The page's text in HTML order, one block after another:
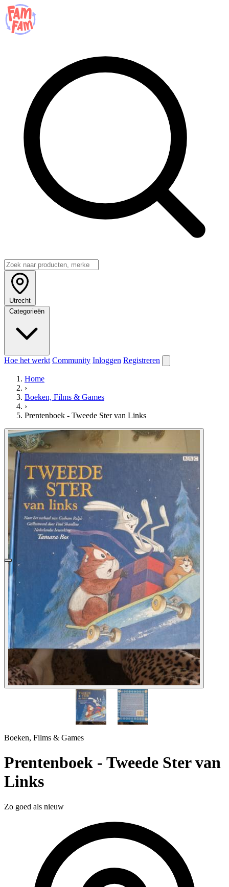
Utrecht
Categorieën
Hoe het werkt Community Inloggen Registreren
Home
›
Boeken, Films & Games
›
Prentenboek - Tweede Ster van Links
1 / 2
Boeken, Films & Games
Prentenboek - Tweede Ster van
Links
Zo goed als nieuw